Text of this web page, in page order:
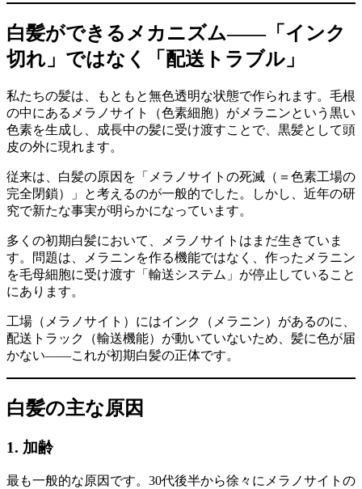
白髪ができるメカニズム——「インク
切れ」ではなく「配送トラブル」
私たちの髪は、もともと無色透明な状態で作られます。毛根
の中にあるメラノサイト（色素細胞）がメラニンという黒い
色素を生成し、成長中の髪に受け渡すことで、黒髪として頭
皮の外に現れます。
従来は、白髪の原因を「メラノサイトの死滅（＝色素工場の
完全閉鎖）」と考えるのが一般的でした。しかし、近年の研
究で新たな事実が明らかになっています。
多くの初期白髪において、メラノサイトはまだ生きていま
す。問題は、メラニンを作る機能ではなく、作ったメラニン
を毛母細胞に受け渡す「輸送システム」が停止していること
にあります。
工場（メラノサイト）にはインク（メラニン）があるのに、
配送トラック（輸送機能）が動いていないため、髪に色が届
かない——これが初期白髪の正体です。
白髪の主な原因
1. 加齢
最も一般的な原因です。30代後半から徐々にメラノサイトの